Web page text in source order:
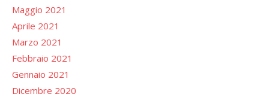
Maggio 2021
Aprile 2021
Marzo 2021
Febbraio 2021
Gennaio 2021
Dicembre 2020